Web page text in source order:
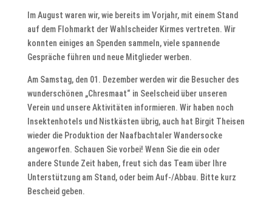
Im August waren wir, wie bereits im Vorjahr, mit einem Stand
auf dem Flohmarkt der Wahlscheider Kirmes vertreten. Wir
konnten einiges an Spenden sammeln, viele spannende
Gespräche führen und neue Mitglieder werben.
Am Samstag, den 01. Dezember werden wir die Besucher des
wunderschönen „Chresmaat“ in Seelscheid über unseren
Verein und unsere Aktivitäten informieren. Wir haben noch
Insektenhotels und Nistkästen übrig, auch hat Birgit Theisen
wieder die Produktion der Naafbachtaler Wandersocke
angeworfen. Schauen Sie vorbei! Wenn Sie die ein oder
andere Stunde Zeit haben, freut sich das Team über Ihre
Unterstützung am Stand, oder beim Auf-/Abbau. Bitte kurz
Bescheid geben.